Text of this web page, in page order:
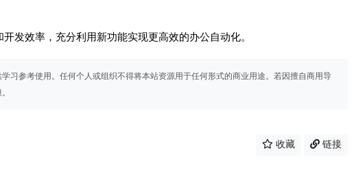
发效率，充分利用新功能实现更高效的办公自动化。
习参考使用。任何个人或组织不得将本站资源用于任何形式的商业用途。若因擅自商用导
收藏 链接